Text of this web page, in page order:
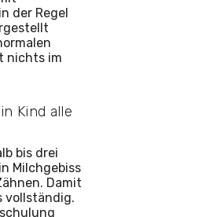
der Regel
nichts im
Kind alle
bis drei
Milchgebiss
Damit
vollständig.